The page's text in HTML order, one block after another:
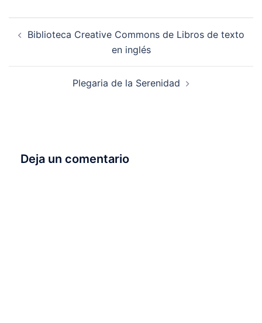
de Biblioteca Creative Commons de Libros de texto
en inglés
Plegaria de la Serenidad
Deja un comentario